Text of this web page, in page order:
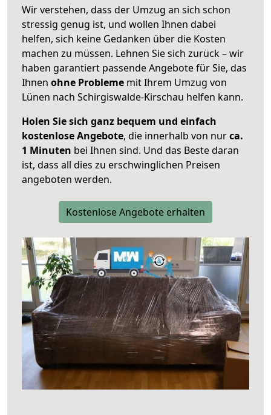
Wir verstehen, dass der Umzug an sich schon
stressig genug ist, und wollen Ihnen dabei
helfen, sich keine Gedanken über die Kosten
machen zu müssen. Lehnen Sie sich zurück – wir
haben garantiert passende Angebote für Sie, das
Ihnen ohne Probleme mit Ihrem Umzug von
Lünen nach Schirgiswalde-Kirschau helfen kann.
Holen Sie sich ganz bequem und einfach
kostenlose Angebote, die innerhalb von nurca.
1 Minuten bei Ihnen sind. Und das Beste daran
ist, dass all dies zu erschwinglichen Preisen
angeboten werden.
Kostenlose Angebote erhalten